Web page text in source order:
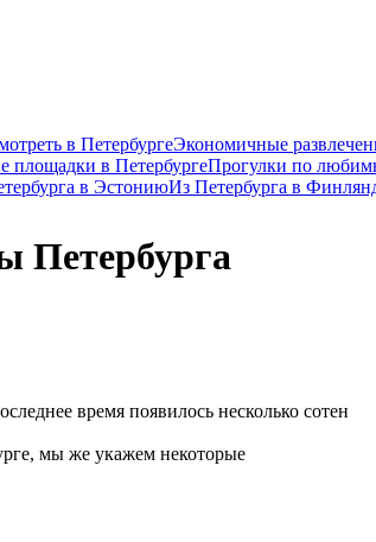
в ПетербургеЭкономичные
площадки в ПетербургеПрогулки по
в ЭстониюИз Петербурга в
Петербурга
время появилось несколько сотен
мы же укажем некоторые